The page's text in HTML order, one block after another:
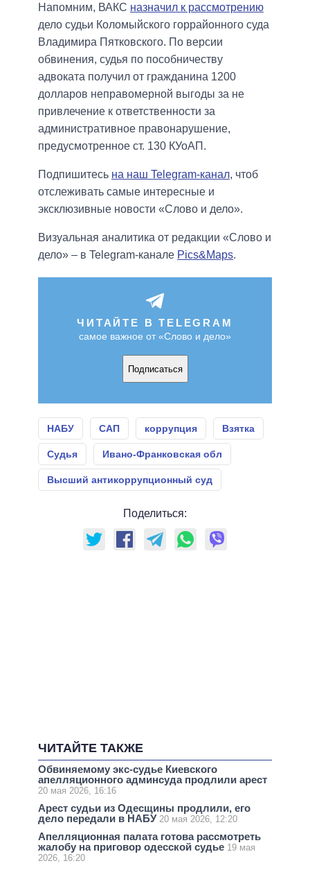
Напомним, ВАКС назначил к рассмотрению
дело судьи Коломыйского горрайонного суда
Владимира Пятковского. По версии
обвинения, судья по пособничеству
адвоката получил от гражданина 1200
долларов неправомерной выгоды за не
привлечение к ответственности за
административное правонарушение,
предусмотренное ст. 130 КУоАП.
Подпишитесь на наш Telegram-канал, чтоб
отслеживать самые интересные и
эксклюзивные новости «Слово и дело».
Визуальная аналитика от редакции «Слово и
дело» – в Telegram-канале Pics&Maps.
ЧИТАЙТЕ В TELEGRAM
самое важное от «Слово и дело»
Подписаться
НАБУ САП коррупция Взятка
Судья Ивано-Франковская обл
Высший антикоррупционный суд
Поделиться:
ЧИТАЙТЕ ТАКЖЕ
Обвиняемому экс-судье Киевского
апелляционного админсуда продлили арест
20 мая 2026, 16:16
Арест судьи из Одесщины продлили, его
дело передали в НАБУ 20 мая 2026, 12:20
Апелляционная палата готова рассмотреть
жалобу на приговор одесской судье 19 мая
2026, 16:20